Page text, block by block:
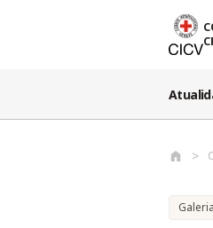
Passar para o conteúdo principal